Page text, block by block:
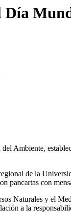
Día
Ambiente,
de la
con
Naturales y el
a la